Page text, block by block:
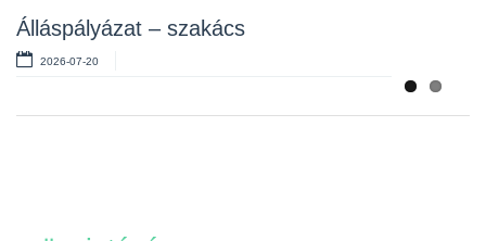
Álláspályázat – szakács
2026-07-20